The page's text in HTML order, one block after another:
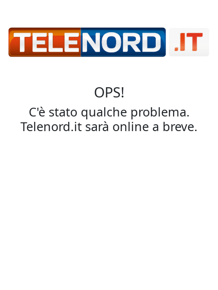
OPS!
C'è stato qualche problema.
Telenord.it sarà online a breve.